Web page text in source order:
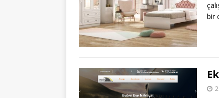
bir